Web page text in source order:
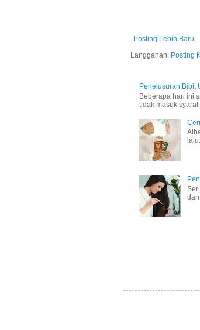
Posting Lebih Baru
Langganan: Posting
Penelusuran Bibit
Beberapa hari ini
tidak masuk